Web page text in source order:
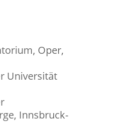
Oper,
Universität
Innsbruck-